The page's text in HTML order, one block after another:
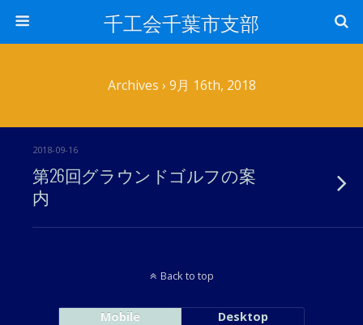
千工会千葉市支部
Archives › 9月 16th, 2018
2018-09-16
第26回グラウンドゴルフの案
内
Back to top
Mobile Desktop